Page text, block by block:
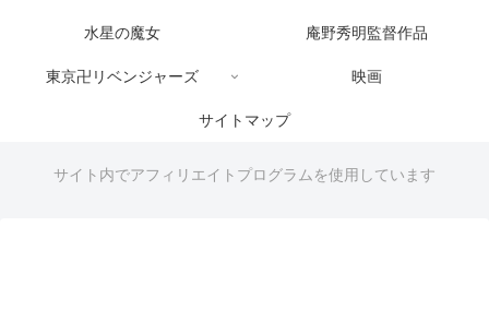
水星の魔女 庵野秀明監督作品
東京卍リベンジャーズ 映画
サイトマップ
サイト内でアフィリエイトプログラムを使用しています